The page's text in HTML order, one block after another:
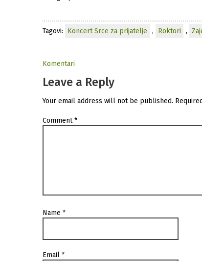
Tagovi: Koncert Srce za prijatelje , Roktori ,
Komentari
Leave a Reply
Your email address will not be published.
Comment*
Name *
Email *